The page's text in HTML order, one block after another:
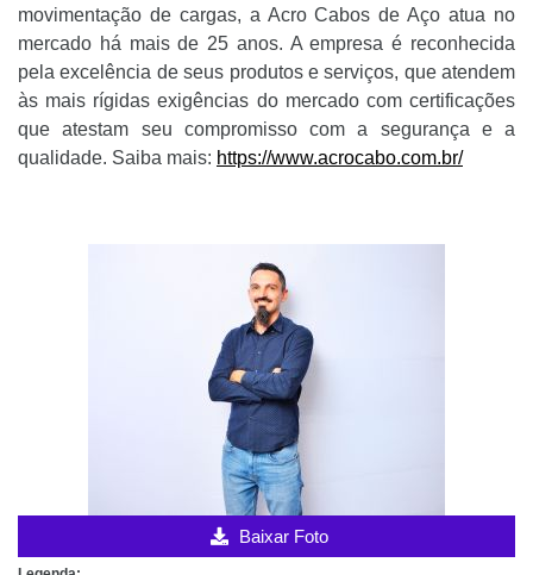
movimentação de cargas, a Acro Cabos de Aço atua no
mercado há mais de 25 anos. A empresa é reconhecida
pela excelência de seus produtos e serviços, que atendem
às mais rígidas exigências do mercado com certificações
que atestam seu compromisso com a segurança e a
qualidade. Saiba mais: https://www.acrocabo.com.br/
Baixar Foto